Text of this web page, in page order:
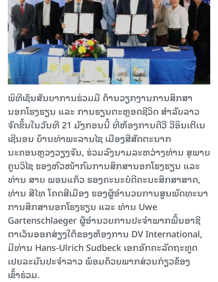
ພິທີເຊັນສັນຍາການຮ່ວມມື ດ້ານວຽກງານການສຶກສາ
ນອກໂຮງຮຽນ ແລະ ການຮຽນຕະຫຼອດຊີວິດ ສຳລັບລາວ
ຈັດຂຶ້ນໃນວັນທີ 21 ມັງກອນນີ້ ທີ່ຫ້ອງການດີວີ ວີອິນເຕີເນ
ເຊີນອນ ບ້ານທ່າພະລານໄຊ ເມືອງສີສັດຕະນາກ
ນະຄອນຫຼວງວຽງຈັນ, ຮ່ວມລົງນາມລະຫວ່າງທ່ານ ສຸພາບ
ຄູນວິໄຊ ຮອງຫົວໜ້າກົມການສຶກສານອກໂຮງຮຽນ ແລະ
ທ່ານ ສາຍ ພອນແກ້ວ ຮອງຄະນະບໍດີຄະນະສຶກສາສາດ,
ທ່ານ ສີໄທ ໂຄດສີເມືອງ ຮອງຜູ້ອຳນວຍການສູນພັດທະນາ
ການສຶກສານອກໂຮງຮຽນ ແລະ ທ່ານ Uwe
Gartenschlaeger ຜູ້ອຳນວຍການປະຈຳພາກພື້ນອາຊີ
ຕາເວັນອອກສ່ຽງໃຕ້ຂອງຫ້ອງການ DV International,
ມີທ່ານ Hans-Ulrich Sudbeck ເອກອັກຄະລັດຖະທູດ
ເຢຍລະມັນປະຈຳລາວ ພ້ອມດ້ວຍພາກສ່ວນກ່ຽວຂ້ອງ
ເຂົ້າຮ່ວມ.